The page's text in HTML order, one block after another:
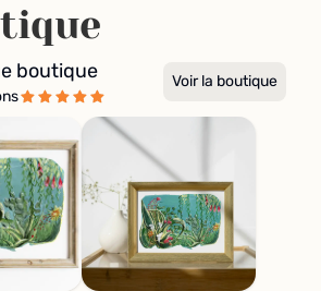
boutique Voir la boutique